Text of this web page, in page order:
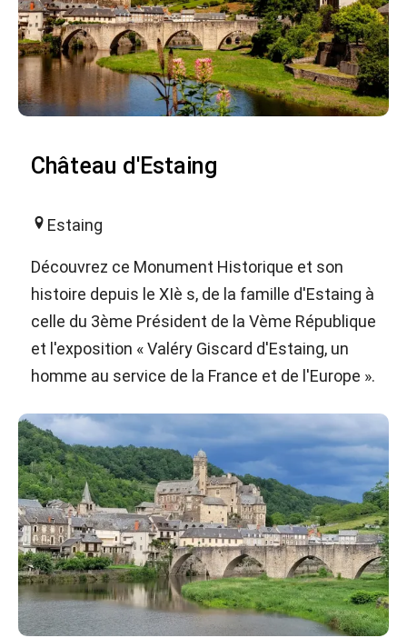
Château d'Estaing
Estaing
Découvrez ce Monument Historique et son
histoire depuis le XIè s, de la famille d'Estaing à
celle du 3ème Président de la Vème République
et l'exposition « Valéry Giscard d'Estaing, un
homme au service de la France et de l'Europe ».